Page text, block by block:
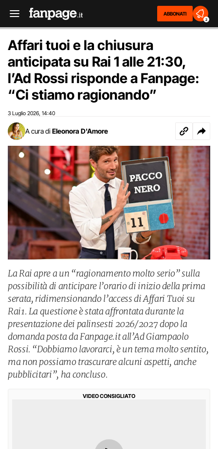
ABBONATI
2
Affari tuoi e la chiusura
anticipata su Rai 1 alle 21:30,
l’Ad Rossi risponde a Fanpage:
“Ci stiamo ragionando”
3 Luglio 2026 14:40
A cura di Eleonora D'Amore
La Rai apre a un “ragionamento molto serio” sulla
possibilità di anticipare l’orario di inizio della prima
serata, ridimensionando l’access di Affari Tuoi su
Rai1. La questione è stata affrontata durante la
presentazione dei palinsesti 2026/2027 dopo la
domanda posta da Fanpage.it all’Ad Giampaolo
Rossi. “Dobbiamo lavorarci, è un tema molto sentito,
ma non possiamo trascurare alcuni aspetti, anche
pubblicitari”, ha concluso.
VIDEO CONSIGLIATO